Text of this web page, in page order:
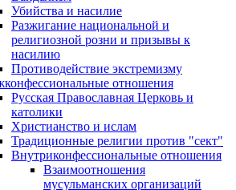
Убийства и насилие
Разжигание национальной и
религиозной розни и призывы к
насилию
Противодействие экстремизму
отношения
Русская Православная Церковь и
католики
Христианство и ислам
Традиционные религии против "сект"
Внутриконфессиональные отношения
Взаимоотношения
мусульманских организаций